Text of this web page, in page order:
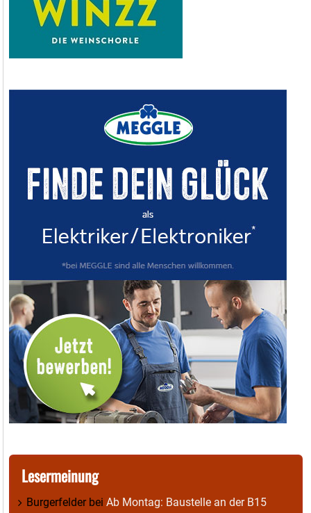
Lesermeinung
Burgerfelderbei Ab Montag: Baustelle an der B15